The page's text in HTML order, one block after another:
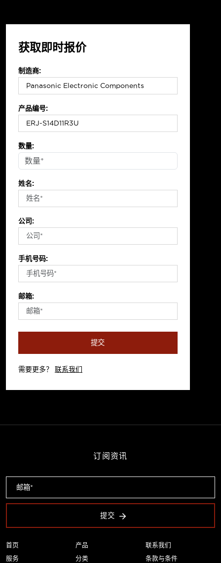
获取即时报价
制造商:
产品编号:
数量:
姓名:
公司:
手机号码:
邮箱:
提交
需要更多？ 联系我们
首页
服务
产品
分类
联系我们
条款与条件
订阅资讯
提交